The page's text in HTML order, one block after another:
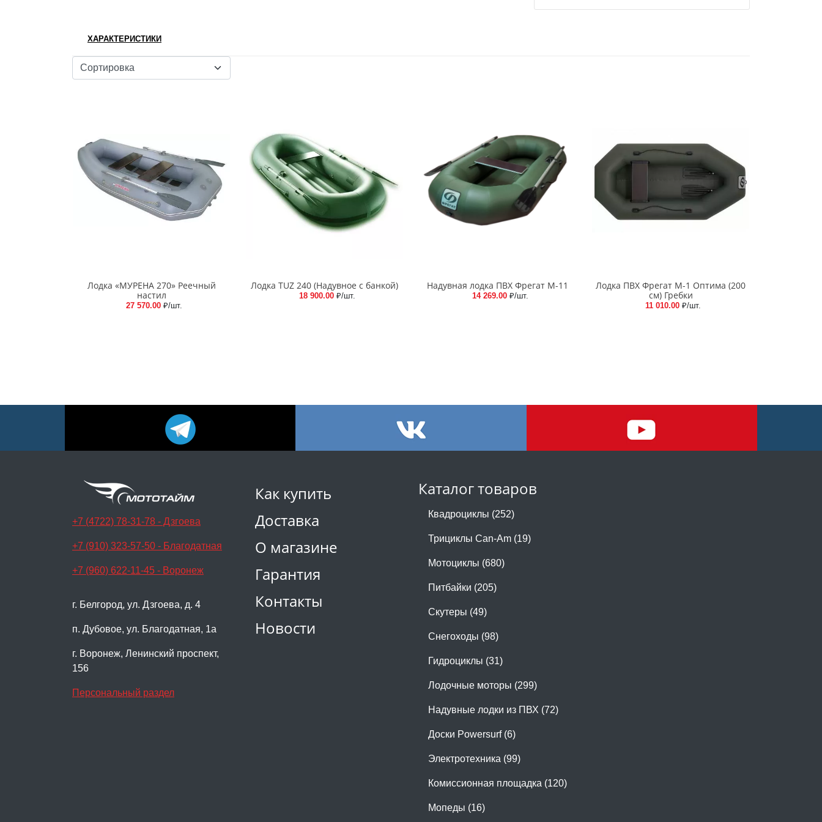
ХАРАКТЕРИСТИКИ
Лодка «МУРЕНА 270» Реечный
настил
27 570.00 ₽/шт.
Лодка TUZ 240 (Надувное с банкой)
18 900.00 ₽/шт.
Надувная лодка ПВХ Фрегат М-11
14 269.00 ₽/шт.
Лодка ПВХ Фрегат М-1 Оптима (200
см) Гребки
11 010.00 ₽/шт.
Как купить
Доставка
О магазине
Гарантия
Контакты
Новости
Каталог товаров
Квадроциклы (252)
Трициклы Can-Am (19)
Мотоциклы (680)
Питбайки (205)
Скутеры (49)
Снегоходы (98)
Гидроциклы (31)
Лодочные моторы (299)
Надувные лодки из ПВХ (72)
Доски Powersurf (6)
Электротехника (99)
Комиссионная площадка (120)
Мопеды (16)
+7 (4722) 78-31-78 - Дзгоева
+7 (910) 323-57-50 - Благодатная
+7 (960) 622-11-45 - Воронеж
г. Белгород, ул. Дзгоева, д. 4
п. Дубовое, ул. Благодатная, 1а
г. Воронеж, Ленинский проспект,
156
Персональный раздел